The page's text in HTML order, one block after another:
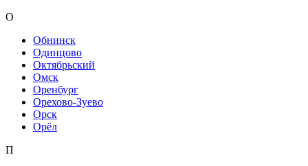
О
Обнинск
Одинцово
Октябрьский
Омск
Оренбург
Орехово-Зуево
Орск
Орёл
П